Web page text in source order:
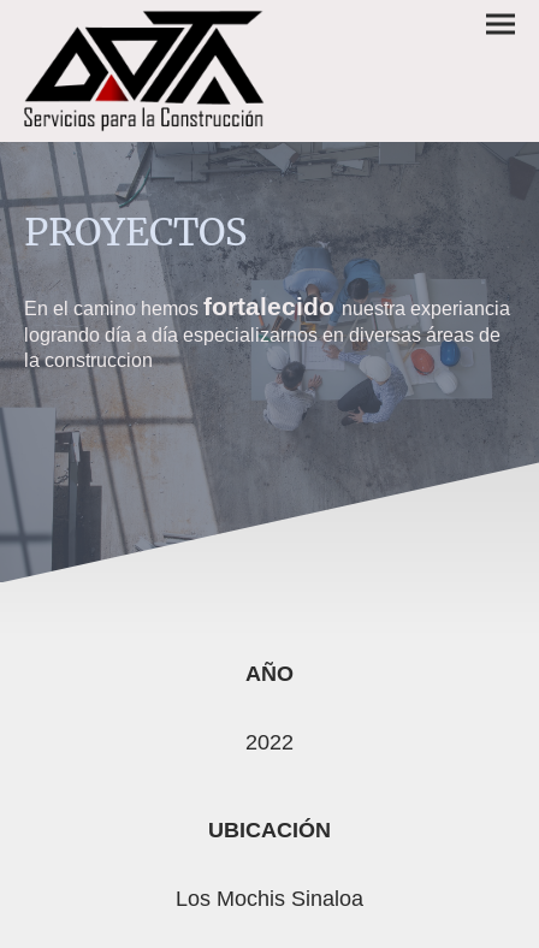
PROYECTOS
En el camino hemos fortalecido nuestra experiancia
logrando día a día especializarnos en diversas áreas de
la construccion
AÑO
2022
UBICACIÓN
Los Mochis Sinaloa